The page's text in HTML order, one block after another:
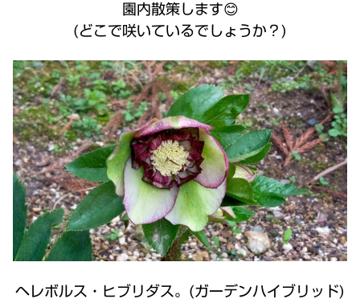
園内散策します😊
(どこで咲いているでしょうか？)
ヘレボルス・ヒブリダス。(ガーデンハイブリッド)